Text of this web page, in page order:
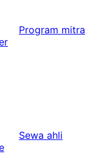
Program mitra
Sewa ahli